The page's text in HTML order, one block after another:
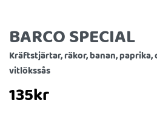
BARCO SPECIAL
Kräftstjärtar, räkor, banan,
vitlökssås
135kr